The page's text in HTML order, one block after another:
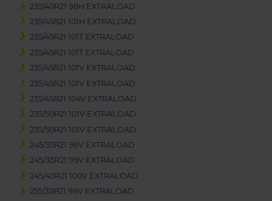
235/40R21 98H EXTRALOAD
235/45R21 101H EXTRALOAD
235/45R21 101T EXTRALOAD
235/45R21 101T EXTRALOAD
235/45R21 101V EXTRALOAD
235/45R21 101V EXTRALOAD
235/45R21 104V EXTRALOAD
235/50R21 101V EXTRALOAD
235/50R21 101V EXTRALOAD
245/35R21 96V EXTRALOAD
245/35R21 99V EXTRALOAD
245/40R21 100V EXTRALOAD
255/35R21 98V EXTRALOAD